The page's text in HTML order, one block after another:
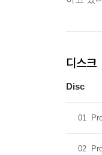
디스크
Disc
01
02